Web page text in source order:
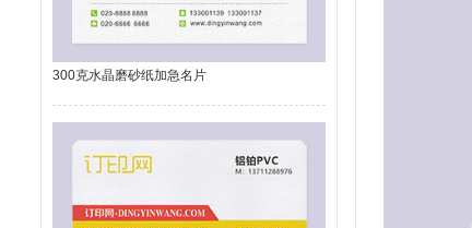
300克水晶磨砂纸加急名片